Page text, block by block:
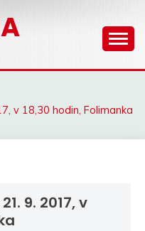
v 18,30 hodin, Folimanka
9. 2017, v